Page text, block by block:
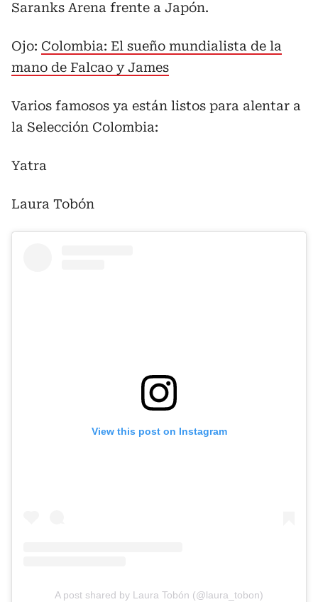
Saranks Arena frente a Japón.
Ojo: Colombia: El sueño mundialista de la
mano de Falcao y James
Varios famosos ya están listos para alentar a
la Selección Colombia:
Yatra
Laura Tobón
View this post on Instagram
A post shared by Laura Tobón (@laura_tobon)